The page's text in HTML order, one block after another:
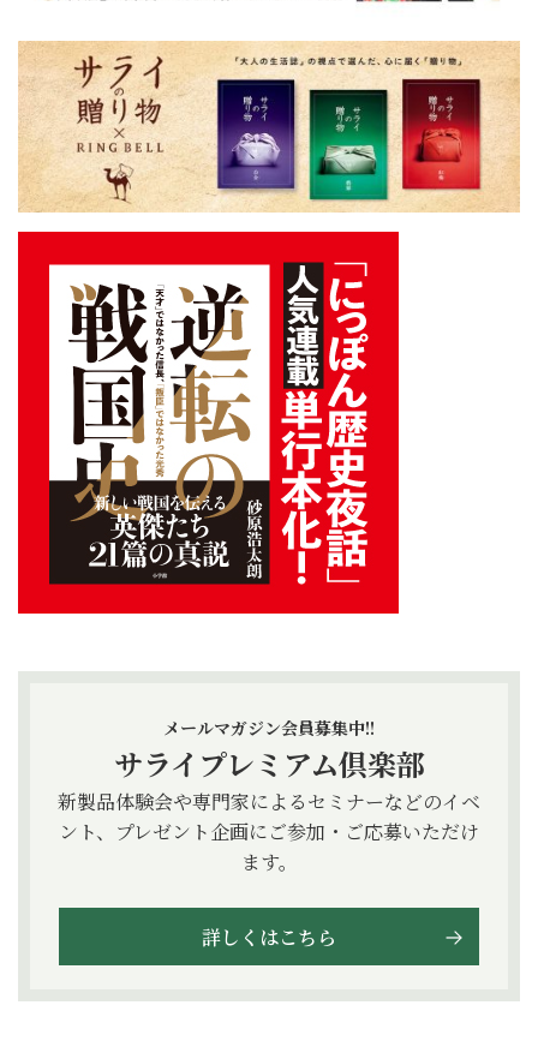
メールマガジン会員募集中!!
サライプレミアム倶楽部
新製品体験会や専門家によるセミナーなどのイベ
ント、プレゼント企画にご参加・ご応募いただけ
ます。
詳しくはこちら